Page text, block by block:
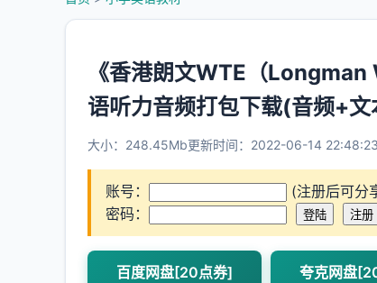
《香港朗文WTE（
语听力音频打包下载(音频+
大小：248.45Mb更新时间：2022-06-14 22:48:23
账号：
(注册后可分
密码：
百度网盘[20点券] 夸克网盘